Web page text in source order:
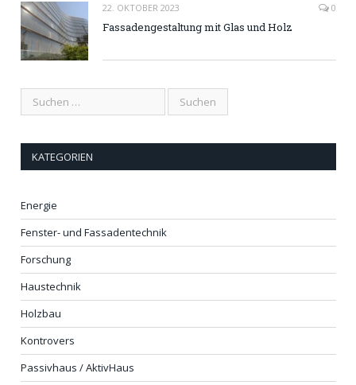
22. OKTOBER 2023 0
Fassadengestaltung mit Glas und Holz
KATEGORIEN
Energie
Fenster- und Fassadentechnik
Forschung
Haustechnik
Holzbau
Kontrovers
Passivhaus / AktivHaus